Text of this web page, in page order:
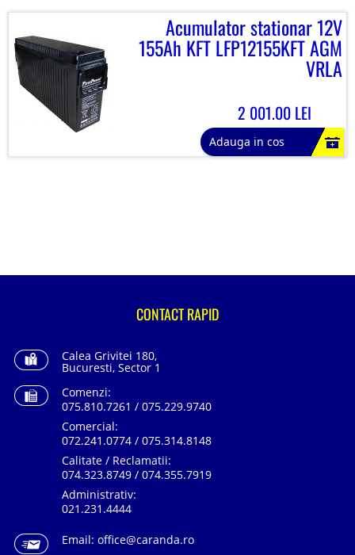
Acumulator stationar 12V
155Ah KFT LFP12155KFT AGM
VRLA
2 001.00 LEI
Adauga in cos
CONTACT RAPID
Calea Grivitei 180,
Bucuresti, Sector 1
Comenzi:
075.810.7261 / 075.229.9740
Comercial:
072.241.0774 / 075.314.8148
Calitate / Reclamatii:
074.323.8749 / 074.355.7919
Administrativ:
021.231.4444
Email: office@caranda.ro